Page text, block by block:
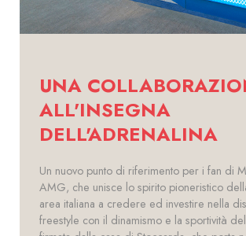
UNA
ALL'INSEGNA
DELL'ADRENALINA
Un nuovo punto di riferimento per i fan di
AMG, che unisce lo spirito pioneristico
area italiana a credere ed investire nella
freestyle con il dinamismo e la sportività